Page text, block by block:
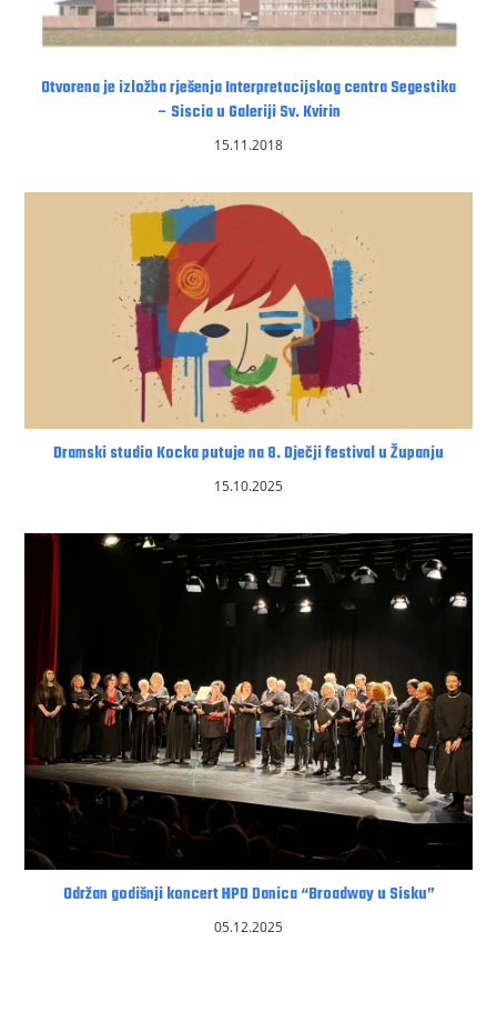
Otvorena je izložba rješenja Interpretacijskog centra Segestika
– Siscia u Galeriji Sv. Kvirin
15.11.2018
Dramski studio Kocka putuje na 8. Dječji festival u Županju
15.10.2025
Održan godišnji koncert HPD Danica “Broadway u Sisku”
05.12.2025